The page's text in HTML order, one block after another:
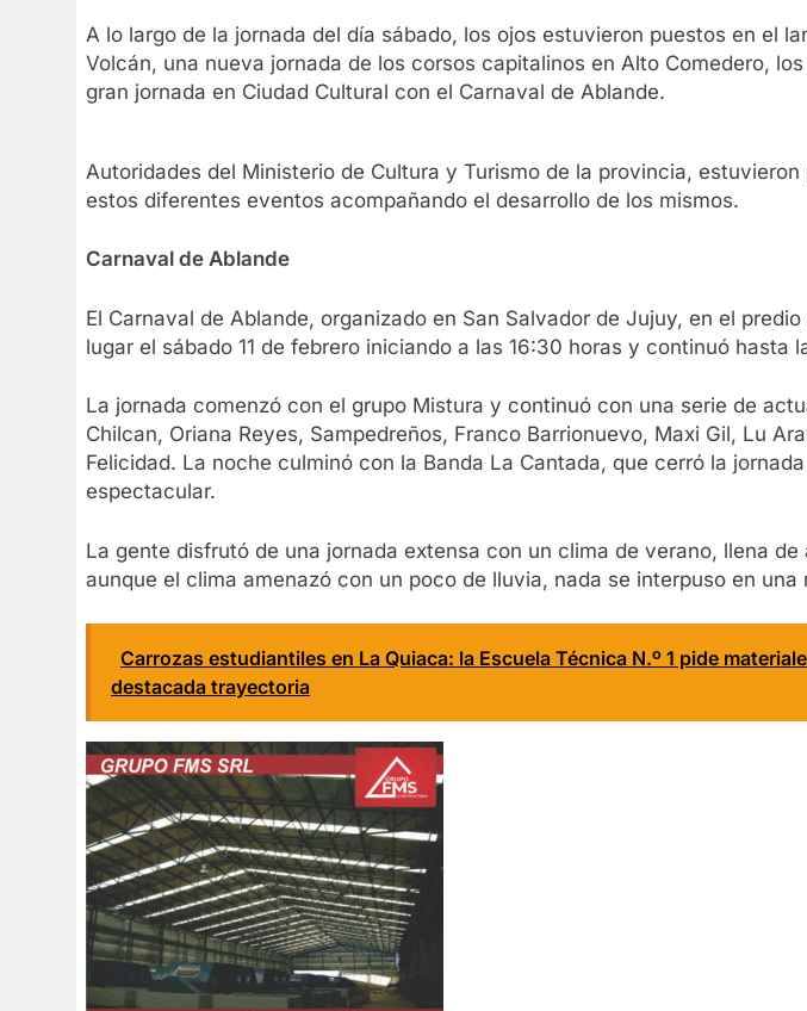
A lo largo de la jornada del día sábado, los ojos estuvieron puestos en el
Volcán, una nueva jornada de los corsos capitalinos en Alto Comedero,
gran jornada en Ciudad Cultural con el Carnaval de Ablande.
Autoridades del Ministerio de Cultura y Turismo de la provincia,
estos diferentes eventos acompañando el desarrollo de los mismos.
Carnaval de Ablande
El Carnaval de Ablande, organizado en San Salvador de Jujuy, en el
lugar el sábado 11 de febrero iniciando a las 16:30 horas y continuó hasta
La jornada comenzó con el grupo Mistura y continuó con una serie de
Chilcan, Oriana Reyes, Sampedreños, Franco Barrionuevo, Maxi Gil, Lu
Felicidad. La noche culminó con la Banda La Cantada, que cerró la
espectacular.
La gente disfrutó de una jornada extensa con un clima de verano, llena de
aunque el clima amenazó con un poco de lluvia, nada se interpuso en una
Carrozas estudiantiles en La Quiaca: la Escuela Técnica N.º 1 pide
destacada trayectoria